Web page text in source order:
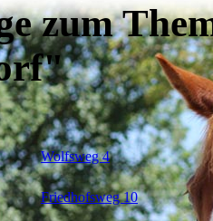
zum
Wolfsweg 4
Friedhofsweg 10